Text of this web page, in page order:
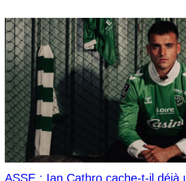
ASSE : Ian Cathro cache-t-il déjà